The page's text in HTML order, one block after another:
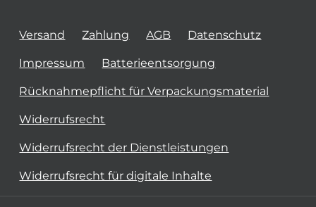
Versand Zahlung AGB Datenschutz
Impressum Batterieentsorgung
Rücknahmepflicht für Verpackungsmaterial
Widerrufsrecht
Widerrufsrecht der Dienstleistungen
Widerrufsrecht für digitale Inhalte